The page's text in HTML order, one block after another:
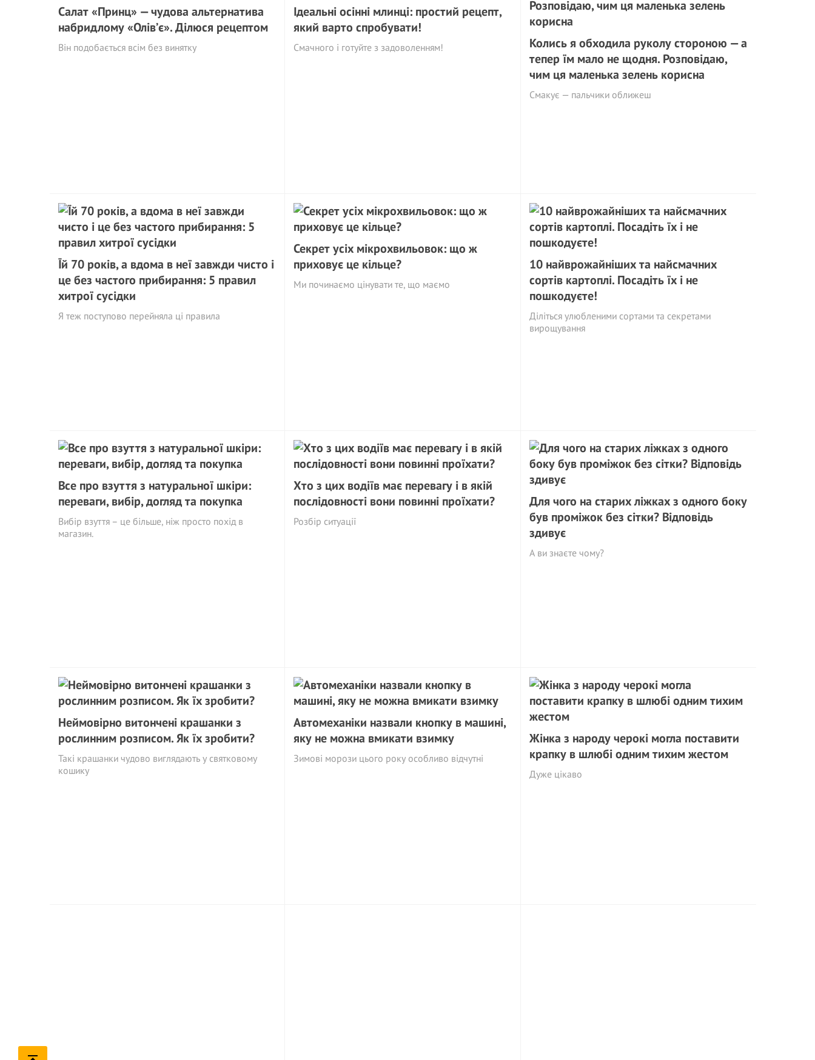
Салат «Принц» — чудова альтернатива
набридлому «Олів’є». Ділюся рецептом
Він подобається всім без винятку
Ідеальні осінні млинці: простий рецепт,
який варто спробувати!
Смачного і готуйте з задоволенням!
Колись я обходила руколу стороною — а
тепер їм мало не щодня. Розповідаю,
чим ця маленька зелень корисна
Смакує — пальчики оближеш
Їй 70 років, а вдома в неї завжди чисто і
це без частого прибирання: 5 правил
хитрої сусідки
Я теж поступово перейняла ці правила
Секрет усіх мікрохвильовок: що ж
приховує це кільце?
Ми починаємо цінувати те, що маємо
10 найврожайніших та найсмачних
сортів картоплі. Посадіть їх і не
пошкодуєте!
Діліться улюбленими сортами та секретами
вирощування
Все про взуття з натуральної шкіри:
переваги, вибір, догляд та покупка
Вибір взуття – це більше, ніж просто похід в
магазин.
Хто з цих водіїв має перевагу і в якій
послідовності вони повинні проїхати?
Розбір ситуації
Для чого на старих ліжках з одного боку
був проміжок без сітки? Відповідь
здивує
А ви знаєте чому?
Неймовірно витончені крашанки з
рослинним розписом. Як їх зробити?
Такі крашанки чудово виглядають у святковому
кошику
Автомеханіки назвали кнопку в машині,
яку не можна вмикати взимку
Зимові морози цього року особливо відчутні
Жінка з народу черокі могла поставити
крапку в шлюбі одним тихим жестом
Дуже цікаво